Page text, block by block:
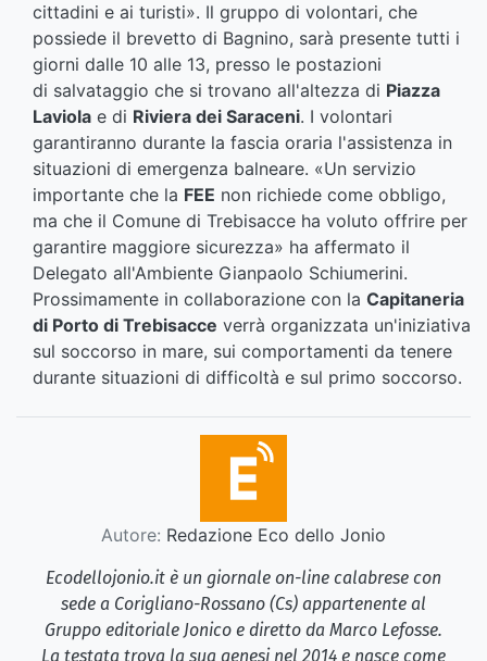
cittadini e ai turisti». Il gruppo di volontari, che
possiede il brevetto di Bagnino, sarà presente tutti i
giorni dalle 10 alle 13, presso le postazioni
di salvataggio che si trovano all'altezza di Piazza
Laviola e di Riviera dei Saraceni. I volontari
garantiranno durante la fascia oraria l'assistenza in
situazioni di emergenza balneare. «Un servizio
importante che la FEE non richiede come obbligo,
ma che il Comune di Trebisacce ha voluto offrire per
garantire maggiore sicurezza» ha affermato il
Delegato all'Ambiente Gianpaolo Schiumerini.
Prossimamente in collaborazione con la Capitaneria
di Porto di Trebisacce verrà organizzata un'iniziativa
sul soccorso in mare, sui comportamenti da tenere
durante situazioni di difficoltà e sul primo soccorso.
Autore: Redazione Eco dello Jonio
Ecodellojonio.it è un giornale on-line calabrese con
sede a Corigliano-Rossano (Cs) appartenente al
Gruppo editoriale Jonico e diretto da Marco Lefosse.
La testata trova la sua genesi nel 2014 e nasce come